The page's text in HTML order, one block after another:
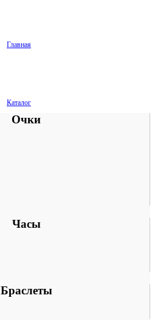
Главная
Каталог
Очки
Часы
Браслеты